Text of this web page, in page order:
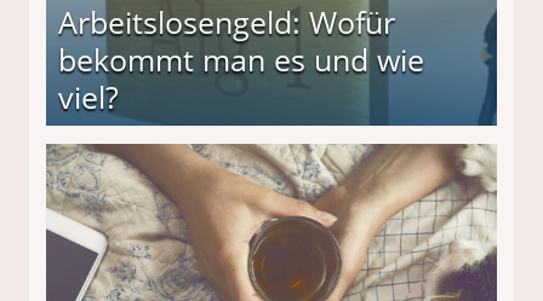
Arbeitslosengeld: Wofür
bekommt man es und wie
viel?
und wie viel?